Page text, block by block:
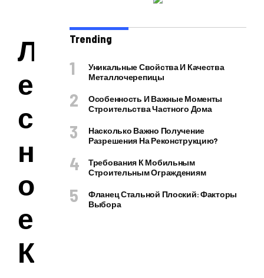
Л
е
с
н
о
е
К
Trending
Уникальные Свойства И Качества
Металлочерепицы
Особенность И Важные Моменты
Строительства Частного Дома
Насколько Важно Получение
Разрешения На Реконструкцию?
Требования К Мобильным
Строительным Ограждениям
Фланец Стальной Плоский: Факторы
Выбора